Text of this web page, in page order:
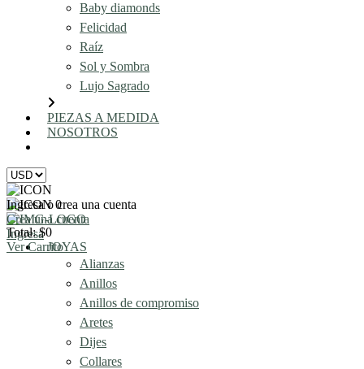
Baby diamonds
Felicidad
Raíz
Sol y Sombra
Lujo Sagrado
PIEZAS A MEDIDA
NOSOTROS
Ingresa o crea una cuenta
Crea una cuenta
Ingresa
0
Total: $0
Ver CarritoJOYAS
Alianzas
Anillos
Anillos de compromiso
Aretes
Dijes
Collares